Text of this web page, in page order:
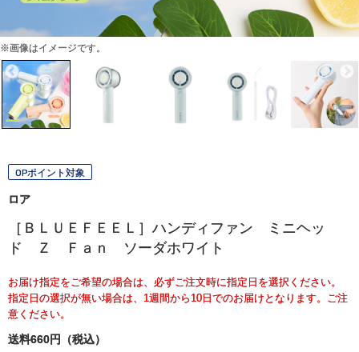
※画像はイメージです。
OPポイント対象
ロア
［ＢＬＵＥＦＥＥＬ］ハンディファン ミニヘッ
ド Ｚ Ｆａｎ ソーダホワイト
お届け指定をご希望の場合は、必ずご注文時に指定日を選択ください。
指定日の選択が無い場合は、1週間から10日でのお届けとなります。ご注
意ください。
送料660円（税込）